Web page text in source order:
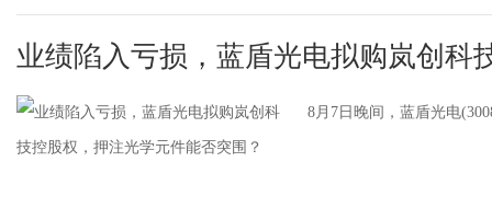
业绩陷入亏损，蓝盾光电拟购岚创科
8月7日晚间，蓝盾光电